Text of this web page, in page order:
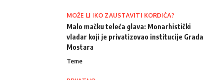
MOŽE LI IKO ZAUSTAVITI KORDIĆA?
Malo mačku teleća glava: Monarhistički
vladar koji je privatizovao institucije Grada
Mostara
Teme